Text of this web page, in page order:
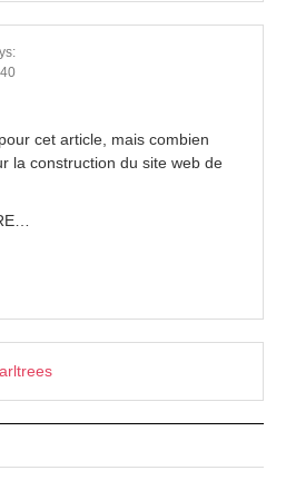
cet article, mais combien
la construction du site web de